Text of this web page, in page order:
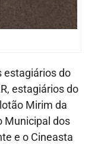
estagiários do
estagiários do
Mirim da
Municipal dos
e o Cineasta